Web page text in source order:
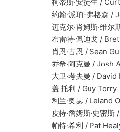
柯蒂斯·安徒生 / Curtis
约翰·派珀-弗格森 /
迈克尔·肖姆斯·维尔斯 /
布雷特·佩迪戈 / Brett
肖恩·古恩 / Sean
乔希·阿克曼 / Josh
大卫·考夫曼 / David
盖·托利 / Guy Torry
利兰·奥瑟 / Leland
皮特·詹姆斯·史密斯 /
帕特·希利 / Pat